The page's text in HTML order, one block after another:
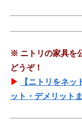
※ ニトリの家具を
どうぞ！
▶
【ニトリをネ
ット・デメリットま